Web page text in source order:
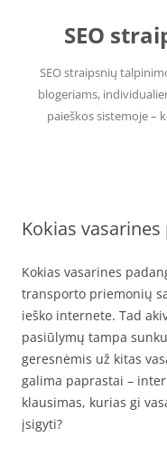
SEO
SEO straipsnių
blogeriams,
paieškos sistemoje –
Kokias
Kokias vasarines
transporto priemonių
ieško internete. Tad
pasiūlymų tampa
geresnėmis už kitas
galima paprastai –
klausimas, kurias gi
įsigyti?